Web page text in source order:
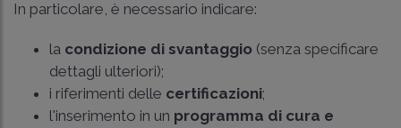
In particolare, è necessario indicare:
la condizione di svantaggio (senza specificare
dettagli ulteriori);
i riferimenti delle certificazioni;
l'inserimento in un programma di cura e